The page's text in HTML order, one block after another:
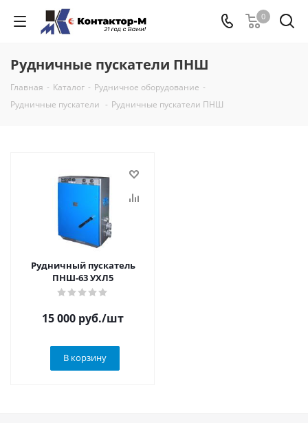
0
Рудничные пускатели ПНШ
Главная - Каталог - Рудничное оборудование -
Рудничные пускатели - Рудничные пускатели ПНШ
Рудничный пускатель
ПНШ-63 УХЛ5
15 000 руб./шт
В корзину